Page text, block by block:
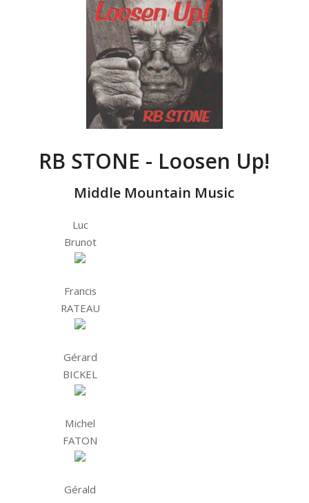
RB STONE - Loosen Up!
Middle Mountain Music
Luc
Brunot
Francis
RATEAU
Gérard
BICKEL
Michel
FATON
Gérald